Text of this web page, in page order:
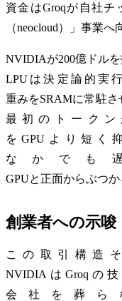
資金はGroqが自社
（neocloud）」事業へ
NVIDIAが200億ドル
LPUは決定論的実行
重みをSRAMに常駐さ
最初のトークン
をGPUより短く
なかでも
GPUと正面からぶつか
創業者への示唆
この取引構造
NVIDIAはGroqの
会社を葬ら